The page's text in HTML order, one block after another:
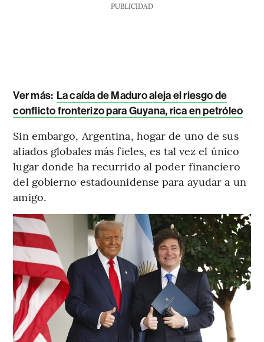
PUBLICIDAD
Ver más: La caída de Maduro aleja el riesgo de
conflicto fronterizo para Guyana, rica en petróleo
Sin embargo, Argentina, hogar de uno de sus
aliados globales más fieles, es tal vez el único
lugar donde ha recurrido al poder financiero
del gobierno estadounidense para ayudar a un
amigo.